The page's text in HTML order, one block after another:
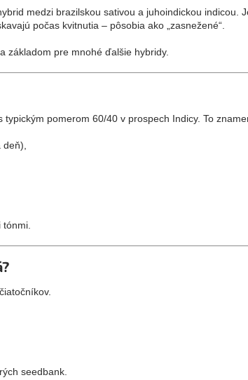
medzi brazilskou sativou a juhoindickou indicou.
počas kvitnutia – pôsobia ako „zasnežené“.
základom pre mnohé ďalšie hybridy.
typickým pomerom 60/40 v prospech Indicy. To
seedbank.